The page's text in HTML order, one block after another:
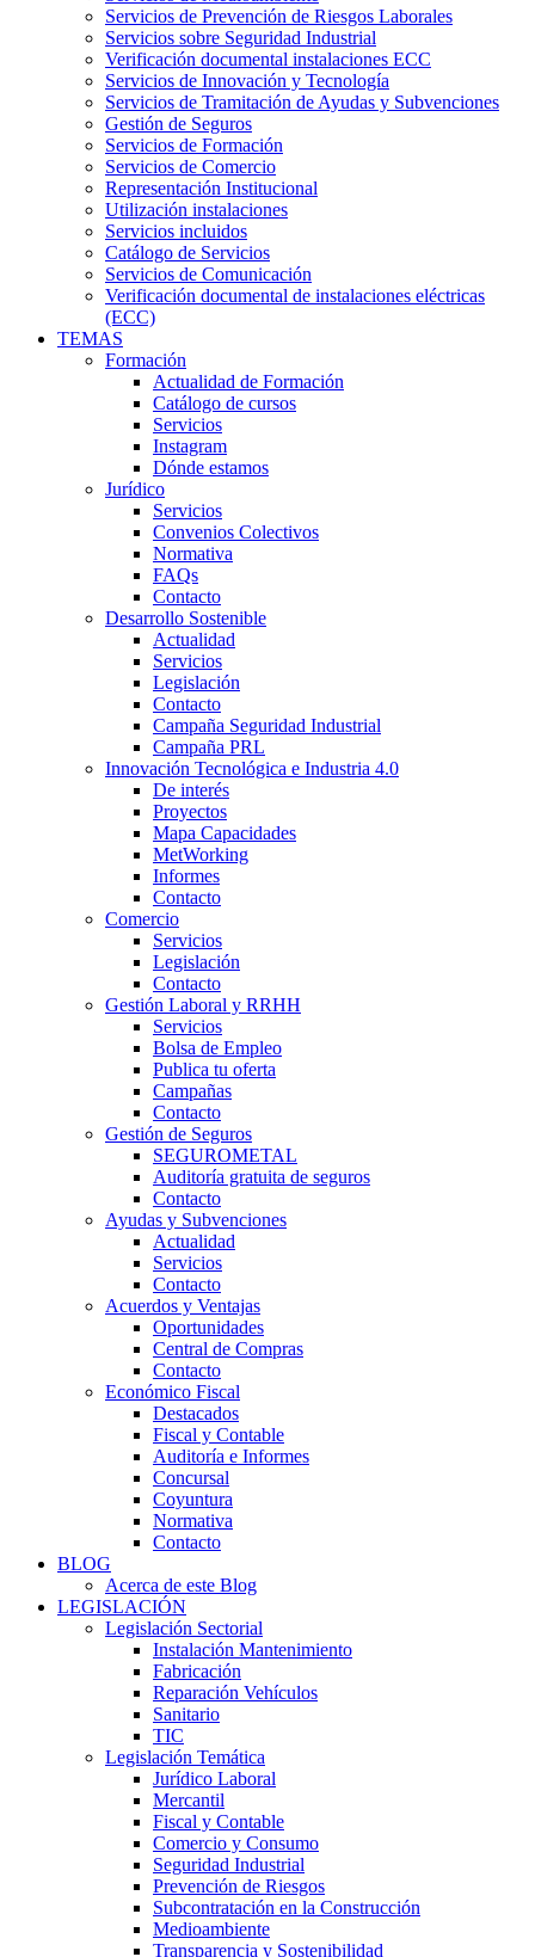
Servicios de Prevención de Riesgos Laborales
Servicios sobre Seguridad Industrial
Verificación documental instalaciones ECC
Servicios de Innovación y Tecnología
Servicios de Tramitación de Ayudas y Subvenciones
Gestión de Seguros
Servicios de Formación
Servicios de Comercio
Representación Institucional
Utilización instalaciones
Servicios incluidos
Catálogo de Servicios
Servicios de Comunicación
Verificación documental de instalaciones eléctricas
(ECC)
TEMAS
Formación
Actualidad de Formación
Catálogo de cursos
Servicios
Instagram
Dónde estamos
Jurídico
Servicios
Convenios Colectivos
Normativa
FAQs
Contacto
Desarrollo Sostenible
Actualidad
Servicios
Legislación
Contacto
Campaña Seguridad Industrial
Campaña PRL
Innovación Tecnológica e Industria 4.0
De interés
Proyectos
Mapa Capacidades
MetWorking
Informes
Contacto
Comercio
Servicios
Legislación
Contacto
Gestión Laboral y RRHH
Servicios
Bolsa de Empleo
Publica tu oferta
Campañas
Contacto
Gestión de Seguros
SEGUROMETAL
Auditoría gratuita de seguros
Contacto
Ayudas y Subvenciones
Actualidad
Servicios
Contacto
Acuerdos y Ventajas
Oportunidades
Central de Compras
Contacto
Económico Fiscal
Destacados
Fiscal y Contable
Auditoría e Informes
Concursal
Coyuntura
Normativa
Contacto
BLOG
Acerca de este Blog
LEGISLACIÓN
Legislación Sectorial
Instalación Mantenimiento
Fabricación
Reparación Vehículos
Sanitario
TIC
Legislación Temática
Jurídico Laboral
Mercantil
Fiscal y Contable
Comercio y Consumo
Seguridad Industrial
Prevención de Riesgos
Subcontratación en la Construcción
Medioambiente
Transparencia y Sostenibilidad